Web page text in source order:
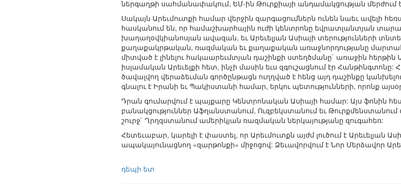
ներգաղթի սահմանափակում, ԵՄ-ին Թուրքիայի անդամակցության մերժում
Սակայն Արեւմուտքի համար վերջին զարգացումներն ունեն նաեւ ավելի
հասկանում են, որ համաշխարհային ուժի կենտրոնը եվրատլանտյան
խաղաղօվկիանոսյան ավազան, եւ Արեւելյան Ասիայի տերությունների
քաղաքակրթական, ռազմական եւ քաղաքական առաջնորդությանը
միտված է լինելու հակաարեւմտյան դաշինքի ստեղծմանը` առաջին
իսլամական Արեւելքի հետ, ինչի մասին եւս զգուշացնում էր
ծավալվող վերաձեւման գործընթացն ուղղված է հենց այդ դաշինքը
գնալու է Իրանի եւ Պակիստանի համար, երկու պետությունների, որոնք
Դրան գումարվում է պայքարը Կենտրոնական Ասիայի համար: Այս ֆոնին
բանակցություններ Աֆղանստանում, Ուզբեկստանում եւ
շուրջ` Ղրղզստանում ամերիկյան ռազմական ներկայությանը զուգահեռ:
Հետեւաբար, կարելի է փաստել, որ Արեւմուտքն այժմ լուծում է Արեւելյան
ապակայունացնող «զարթոնքի» միջոցով: Ձեւավորվում է Նոր Մերձավոր
դեպի ետ